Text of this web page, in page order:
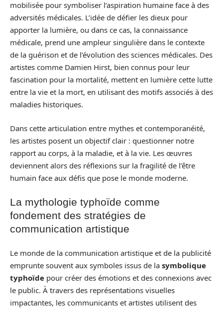
mobilisée pour symboliser l’aspiration humaine face à des
adversités médicales. L’idée de défier les dieux pour
apporter la lumière, ou dans ce cas, la connaissance
médicale, prend une ampleur singulière dans le contexte
de la guérison et de l’évolution des sciences médicales. Des
artistes comme Damien Hirst, bien connus pour leur
fascination pour la mortalité, mettent en lumière cette lutte
entre la vie et la mort, en utilisant des motifs associés à des
maladies historiques.
Dans cette articulation entre mythes et contemporanéité,
les artistes posent un objectif clair : questionner notre
rapport au corps, à la maladie, et à la vie. Les œuvres
deviennent alors des réflexions sur la fragilité de l’être
humain face aux défis que pose le monde moderne.
La mythologie typhoïde comme
fondement des stratégies de
communication artistique
Le monde de la communication artistique et de la publicité
emprunte souvent aux symboles issus de la symbolique
typhoïde pour créer des émotions et des connexions avec
le public. À travers des représentations visuelles
impactantes, les communicants et artistes utilisent des